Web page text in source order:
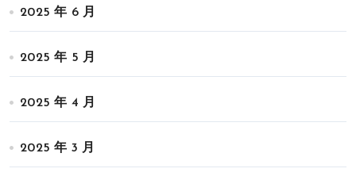
2025 年 6 月
2025 年 5 月
2025 年 4 月
2025 年 3 月